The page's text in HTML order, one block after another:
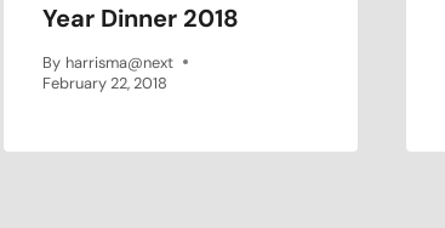
Year Dinner 2018
By harrisma@next
February 22, 2018